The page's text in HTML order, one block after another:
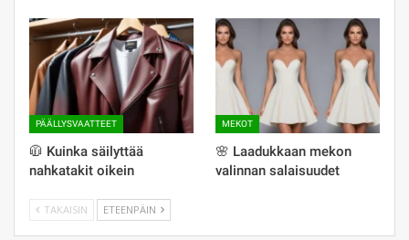
PÄÄLLYSVAATTEET
🧥 Kuinka säilyttää
nahkatakit oikein
MEKOT
🌸 Laadukkaan mekon
valinnan salaisuudet
TAKAISIN ETEENPÄIN